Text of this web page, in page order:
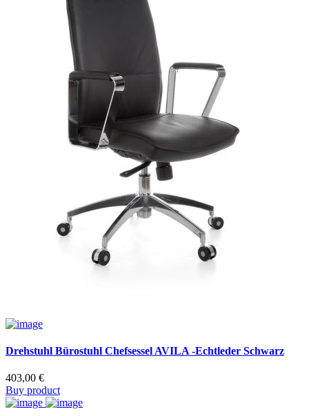
Drehstuhl Bürostuhl Chefsessel AVILA -Echtleder Schwarz
403,00 €
Buy product